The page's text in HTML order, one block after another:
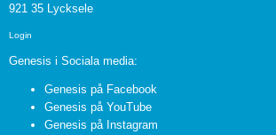
921 35 Lycksele
Login
Genesis i Sociala media:
Genesis på Facebook
Genesis på YouTube
Genesis på Instagram